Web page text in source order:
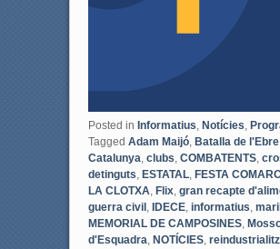
Posted in Informatius, Notícies,
Tagged Adam Maijó, Batalla de l'Ebre
Catalunya, clubs, COMBATENTS,
detinguts, ESTATAL, FESTA
LA CLOTXA, Flix, gran recapte
guerra civil , IDECE, informatius,
MEMORIAL DE CAMPOSINES,
d'Esquadra, NOTÍCIES,